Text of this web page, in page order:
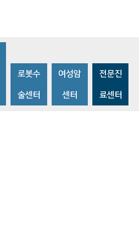
로봇수
술센터
여성암
센터
전문진
료센터